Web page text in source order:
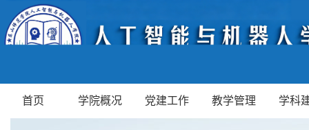
首页 学院概况 党建工作 教学管理 学科